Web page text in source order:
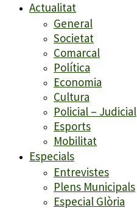
Actualitat
General
Societat
Comarcal
Política
Economia
Cultura
Policial – Judicial
Esports
Mobilitat
Especials
Entrevistes
Plens Municipals
Especial Glòria